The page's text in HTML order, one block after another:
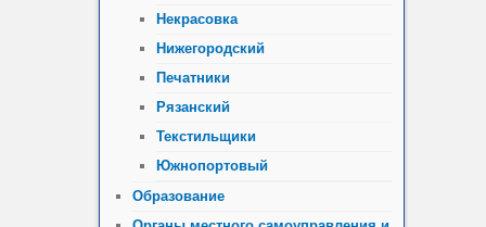
Некрасовка
Нижегородский
Печатники
Рязанский
Текстильщики
Южнопортовый
Образование